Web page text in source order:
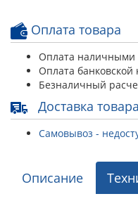
Оплата товара
Оплата наличными
Оплата банковской
Безналичный
Доставка товара
Самовывоз -
Описание